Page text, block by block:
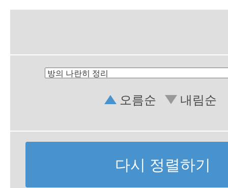
오름순 내림순
다시 정렬하기